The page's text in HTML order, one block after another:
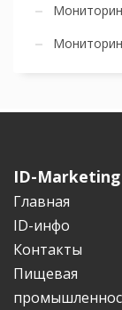
ID-Marketing
Главная
ID-инфо
Контакты
Пищевая